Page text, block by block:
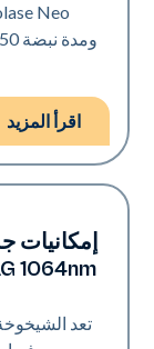
اقرأ المزيد
تجديد
تعد